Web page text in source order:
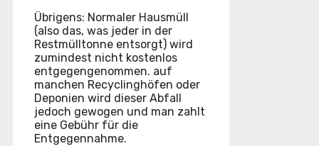
Übrigens: Normaler Hausmüll
(also das, was jeder in der
Restmülltonne entsorgt) wird
zumindest nicht kostenlos
entgegengenommen. auf
manchen Recyclinghöfen oder
Deponien wird dieser Abfall
jedoch gewogen und man zahlt
eine Gebühr für die
Entgegennahme.